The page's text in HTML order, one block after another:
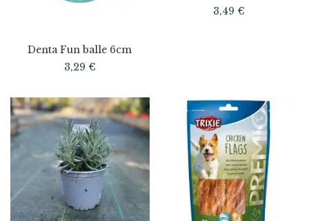
Denta Fun balle 6cm
3,29 €
3,49 €